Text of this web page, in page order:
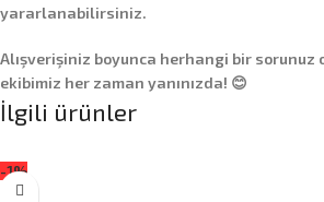
yararlanabilirsiniz.
Alışverişiniz boyunca herhangi bir sorunuz
ekibimiz her zaman yanınızda! 😊
İlgili ürünler
-1%